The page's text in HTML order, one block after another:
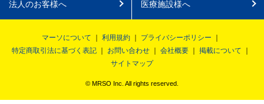
法人のお客様へ 医療施設様へ
マーソについて 利用規約
プライバシーポリシー
特定商取引法に基づく表記
お問い合わせ 会社概要
掲載について
サイトマップ
© MRSO Inc. All rights reserved.